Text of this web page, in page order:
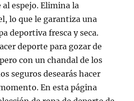
espejo. Elimina la
lo que le garantiza una
deportiva fresca y seca.
deporte para gozar de
con un chandal de los
seguros desearás hacer
En esta página